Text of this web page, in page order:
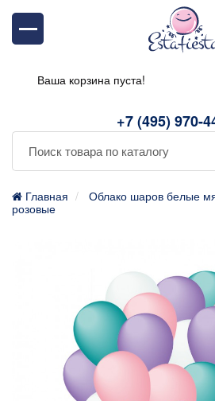
+7 (495) 970-
Ваша корзина пуста!
Главная
Облако шаров белые
розовые